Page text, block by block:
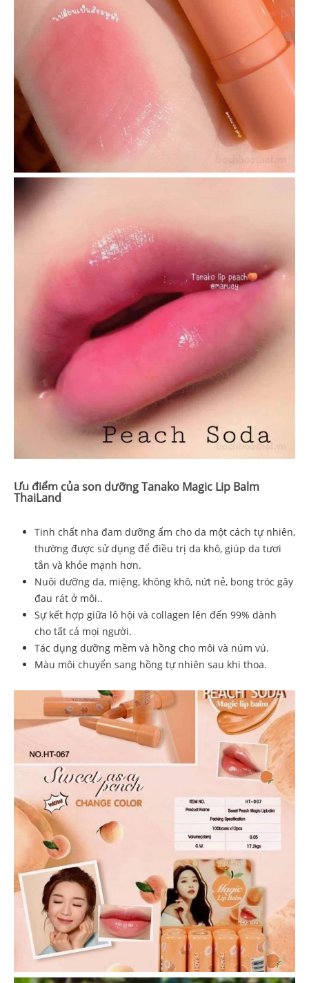
Ưu điểm của son dưỡng Tanako Magic Lip Balm
ThaiLand
Tinh chất nha đam dưỡng ẩm cho da một cách tự nhiên,
thường được sử dụng để điều trị da khô, giúp da tươi
tắn và khỏe mạnh hơn.
Nuôi dưỡng da, miệng, không khô, nứt nẻ, bong tróc gây
đau rát ở môi..
Sự kết hợp giữa lô hội và collagen lên đến 99% dành
cho tất cả mọi người.
Tác dụng dưỡng mềm và hồng cho môi và núm vú.
Màu môi chuyển sang hồng tự nhiên sau khi thoa.